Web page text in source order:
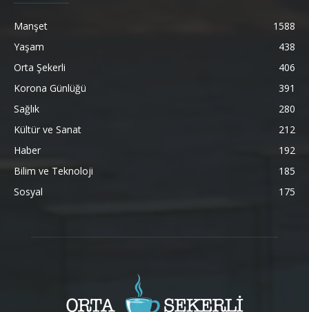
Manşet
1588
Yaşam
438
Orta Şekerli
406
Korona Günlüğü
391
Sağlık
280
Kültür ve Sanat
212
Haber
192
Bilim ve Teknoloji
185
Sosyal
175